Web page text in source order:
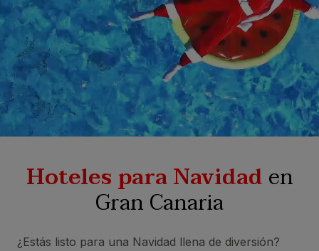
Hoteles para Navidaden
Gran Canaria
¿Estás listo para una Navidad llena de diversión?